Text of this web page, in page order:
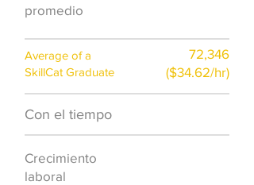
promedio
Average of a
SkillCat Graduate
72,346
($34.62/hr)
Con el tiempo
Crecimiento
laboral